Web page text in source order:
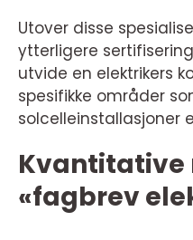
Utover disse
ytterligere
utvide en elektrikers
spesifikke områder
solcelleinstallasjoner
Kvantitative
«fagbrev